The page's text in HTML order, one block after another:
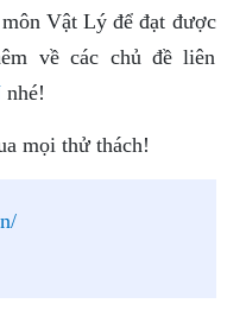
Vật Lý để đạt được
về các chủ đề liên
nhé!
mọi thử thách!